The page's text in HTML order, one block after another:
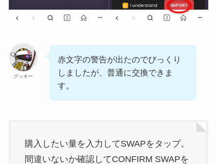
グッキー
赤文字の警告が出たのでびっくり
しましたが、普通に交換できま
す。
購入したい量を入力してSWAPをタップ。
間違いないか確認してCONFIRM SWAPを